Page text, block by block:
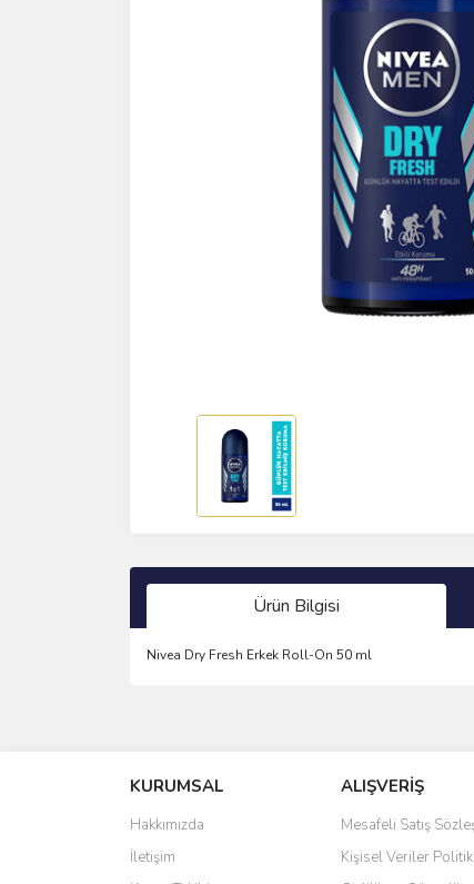
Ürün Bilgisi
Nivea Dry Fresh Erkek Roll-On 50 ml
Ürün resmi kalitesiz, bozuk veya
Ürün açıklamasında eksik bilgiler bulunuyor.
Ürün bilgilerinde hatalar bulunuyor.
KURUMSAL
Hakkımızda
İletişim
ALIŞVERİŞ
Mesafeli Satış
Kişisel Veriler